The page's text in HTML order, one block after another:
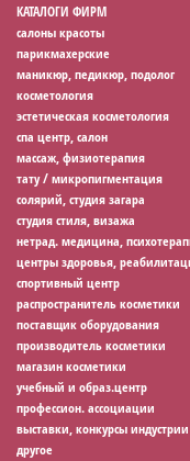
КАТАЛОГИ ФИРМ
салоны красоты
парикмахерские
маникюр, педикюр, подолог
косметология
эстетическая косметология
спа центр, салон
массаж, физиотерапия
тату / микропигментация
солярий, студия загара
студия стиля, визажа
нетрад. медицина,
центры здоровья,
спортивный центр
распространитель косметики
поставщик оборудования
производитель косметики
магазин косметики
учебный и образ.центр
профессион. ассоциации
выставки, конкурсы индустрии
другое